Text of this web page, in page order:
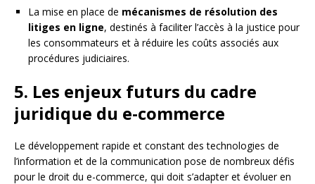
La mise en place de mécanismes de résolution des
litiges en ligne, destinés à faciliter l’accès à la justice pour
les consommateurs et à réduire les coûts associés aux
procédures judiciaires.
5. Les enjeux futurs du cadre
juridique du e-commerce
Le développement rapide et constant des technologies de
l’information et de la communication pose de nombreux défis
pour le droit du e-commerce, qui doit s’adapter et évoluer en